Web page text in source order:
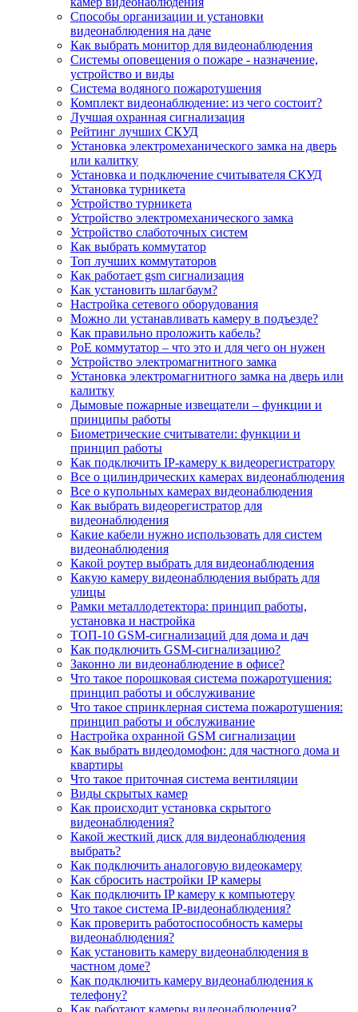
Способы организации и установки
видеонаблюдения на даче
Как выбрать монитор для видеонаблюдения
Системы оповещения о пожаре - назначение,
устройство и виды
Система водяного пожаротушения
Комплект видеонаблюдение: из чего состоит?
Лучшая охранная сигнализация
Рейтинг лучших СКУД
Установка электромеханического замка на дверь
или калитку
Установка и подключение считывателя СКУД
Установка турникета
Устройство турникета
Устройство электромеханического замка
Устройство слаботочных систем
Как выбрать коммутатор
Топ лучших коммутаторов
Как работает gsm сигнализация
Как установить шлагбаум?
Настройка сетевого оборудования
Можно ли устанавливать камеру в подъезде?
Как правильно проложить кабель?
PoE коммутатор – что это и для чего он нужен
Устройство электромагнитного замка
Установка электромагнитного замка на дверь или
калитку
Дымовые пожарные извещатели – функции и
принципы работы
Биометрические считыватели: функции и
принцип работы
Как подключить IP-камеру к видеорегистратору
Все о цилиндрических камерах видеонаблюдения
Все о купольных камерах видеонаблюдения
Как выбрать видеорегистратор для
видеонаблюдения
Какие кабели нужно использовать для систем
видеонаблюдения
Какой роутер выбрать для видеонаблюдения
Какую камеру видеонаблюдения выбрать для
улицы
Рамки металлодетектора: принцип работы,
установка и настройка
ТОП-10 GSM-сигнализаций для дома и дач
Как подключить GSM-сигнализацию?
Законно ли видеонаблюдение в офисе?
Что такое порошковая система пожаротушения:
принцип работы и обслуживание
Что такое спринклерная система пожаротушения:
принцип работы и обслуживание
Настройка охранной GSM сигнализации
Как выбрать видеодомофон: для частного дома и
квартиры
Что такое приточная система вентиляции
Виды скрытых камер
Как происходит установка скрытого
видеонаблюдения?
Какой жесткий диск для видеонаблюдения
выбрать?
Как подключить аналоговую видеокамеру
Как сбросить настройки IP камеры
Как подключить IP камеру к компьютеру
Что такое система IP-видеонаблюдения?
Как проверить работоспособность камеры
видеонаблюдения?
Как установить камеру видеонаблюдения в
частном доме?
Как подключить камеру видеонаблюдения к
телефону?
Как работают камеры видеонаблюдения?